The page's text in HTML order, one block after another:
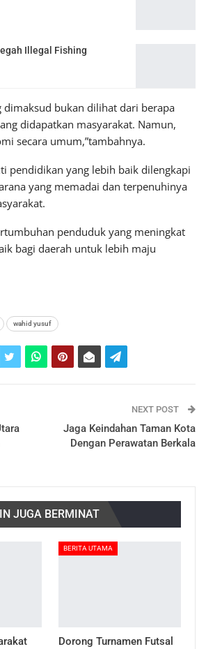
Illegal Fishing
dimaksud bukan dilihat dari berapa
didapatkan masyarakat. Namun,
secara umum,”tambahnya.
pendidikan yang lebih baik dilengkapi
yang memadai dan terpenuhinya
penduduk yang meningkat
bagi daerah untuk lebih maju
wahid yusuf
NEXT POST
Jaga Keindahan Taman Kota
Dengan Perawatan Berkala
JUGA BERMINAT
BERITA UTAMA
Dorong Turnamen Futsal